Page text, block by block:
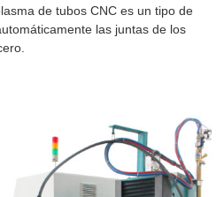
de tubos CNC es un tipo de
las juntas de los